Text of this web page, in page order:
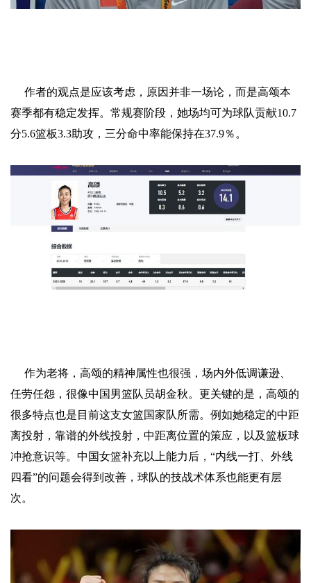
作者的观点是应该考虑，原因并非一场论，而是高颂本
赛季都有稳定发挥。常规赛阶段，她场均可为球队贡献10.7
分5.6篮板3.3助攻，三分命中率能保持在37.9％。
作为老将，高颂的精神属性也很强，场内外低调谦逊、
任劳任怨，很像中国男篮队员胡金秋。更关键的是，高颂的
很多特点也是目前这支女篮国家队所需。例如她稳定的中距
离投射，靠谱的外线投射，中距离位置的策应，以及篮板球
冲抢意识等。中国女篮补充以上能力后，“内线一打、外线
四看”的问题会得到改善，球队的技战术体系也能更有层
次。